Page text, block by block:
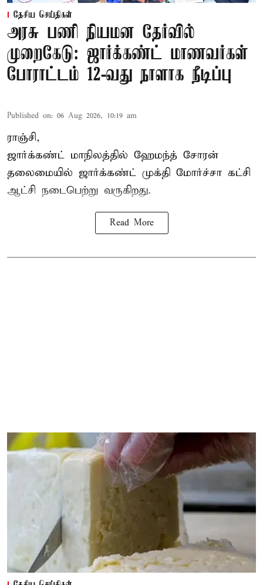
தேசிய செய்திகள்
அரசு பணி நியமன தேர்வில்
முறைகேடு: ஜார்க்கண்ட் மாணவர்கள்
போராட்டம் 12-வது நாளாக நீடிப்பு
Published on: 06 Aug 2026, 10:19 am
ராஞ்சி,
ஜார்க்கண்ட் மாநிலத்தில் ஹேமந்த் சோரன்
தலைமையில் ஜார்க்கண்ட் முக்தி மோர்ச்சா கட்சி
ஆட்சி நடைபெற்று வருகிறது.
Read More